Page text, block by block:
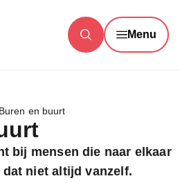
Menu
Buren en buurt
bij mensen die naar elkaar
niet altijd vanzelf.